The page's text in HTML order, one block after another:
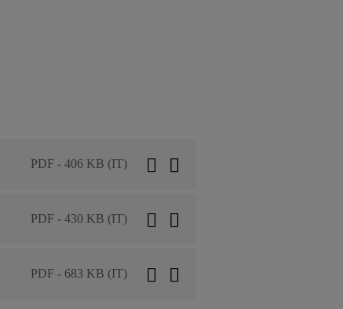
PDF - 406 KB (IT)
PDF - 430 KB (IT)
PDF - 683 KB (IT)